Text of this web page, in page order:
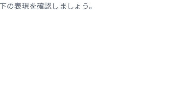
表現を確認しましょう。